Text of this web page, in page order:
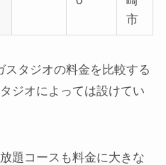
市
タジオの料金を比較する
ジオによっては設けてい
題コースも料金に大きな